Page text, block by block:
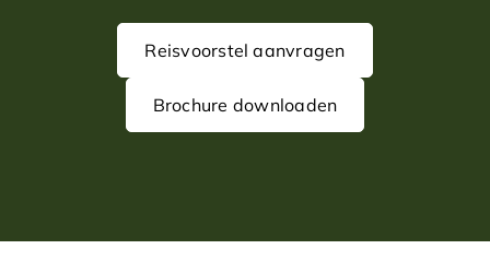
tijdens een interessante citytour onder begeleiding van
een deskundige gids.
Dag 4: Buenos Aires
Reisvoorstel aanvragen
Brochure downloaden